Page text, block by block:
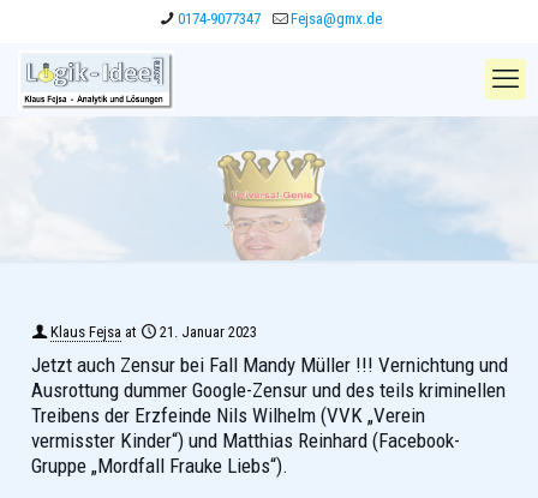
0174-9077347 Fejsa@gmx.de
Klaus Fejsa at 21. Januar 2023
Jetzt auch Zensur bei Fall Mandy Müller !!! Vernichtung und
Ausrottung dummer Google-Zensur und des teils kriminellen
Treibens der Erzfeinde Nils Wilhelm (VVK „Verein
vermisster Kinder“) und Matthias Reinhard (Facebook-
Gruppe „Mordfall Frauke Liebs“).